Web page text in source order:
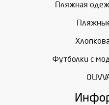
Пляжная
Футболки с